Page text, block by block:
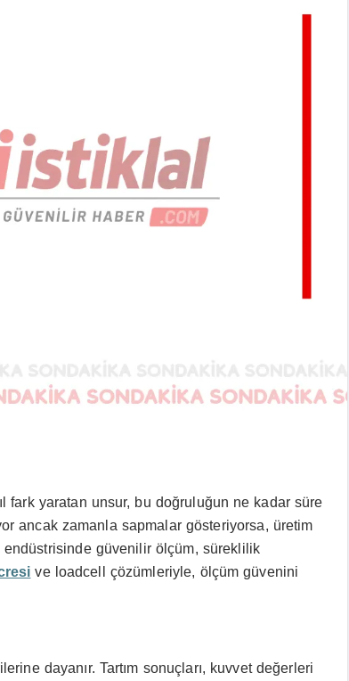
fark yaratan unsur, bu doğruluğun ne kadar süre
ancak zamanla sapmalar gösteriyorsa, üretim
güvenilir ölçüm, süreklilik
ve loadcell çözümleriyle, ölçüm güvenini
dayanır. Tartım sonuçları, kuvvet değerleri